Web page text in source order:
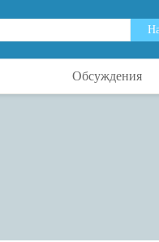
Обсуждения